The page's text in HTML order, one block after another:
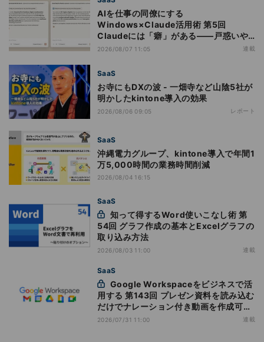
AIを仕事の同僚にする
Windows×Claude活用術 第5回
Claudeには「癖」がある――戸惑いや
すい7つの仕様
2026/08/07 11:05 連載
SaaS
お寺にもDXの波 - 一畑寺など山陰5社が
明かしたkintone導入の効果
2026/08/06 09:05 レポート
SaaS
沖縄電力グループ、kintone導入で年間1
万5,000時間の業務時間削減
2026/08/04 16:15
SaaS
54回 グラフ作成の基本とExcelグラフの
取り込み方法
2026/08/03 11:00 連載
SaaS
用する 第143回 プレゼン資料を読み込む
だけでナレーション付き動画を作成可能
になった「Google Vids」
2026/07/31 11:00 連載